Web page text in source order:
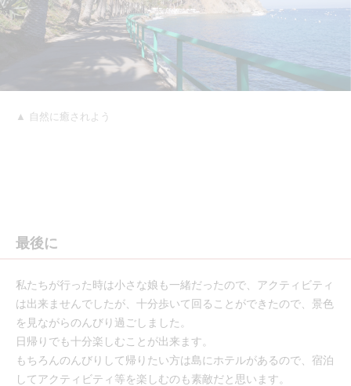
▲ 自然に癒されよう
最後に
私たちが行った時は小さな娘も一緒だったので、アクティビティ
は出来ませんでしたが、十分歩いて回ることができたので、景色
を見ながらのんびり過ごしました。
日帰りでも十分楽しむことが出来ます。
もちろんのんびりして帰りたい方は島にホテルがあるので、宿泊
してアクティビティ等を楽しむのも素敵だと思います。